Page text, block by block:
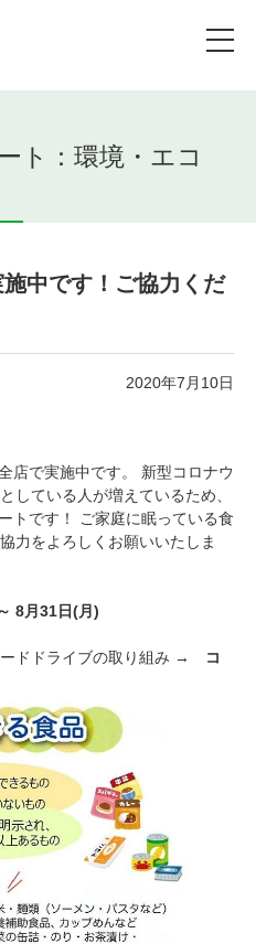
ト：環境・エコ
中です！ご協力くだ
2020年7月10日
店で実施中です。 新型コロナウ
している人が増えているため、
トです！ ご家庭に眠っている食
力をよろしくお願いいたしま
8月31日(月)
ードドライブの取り組み →
コ